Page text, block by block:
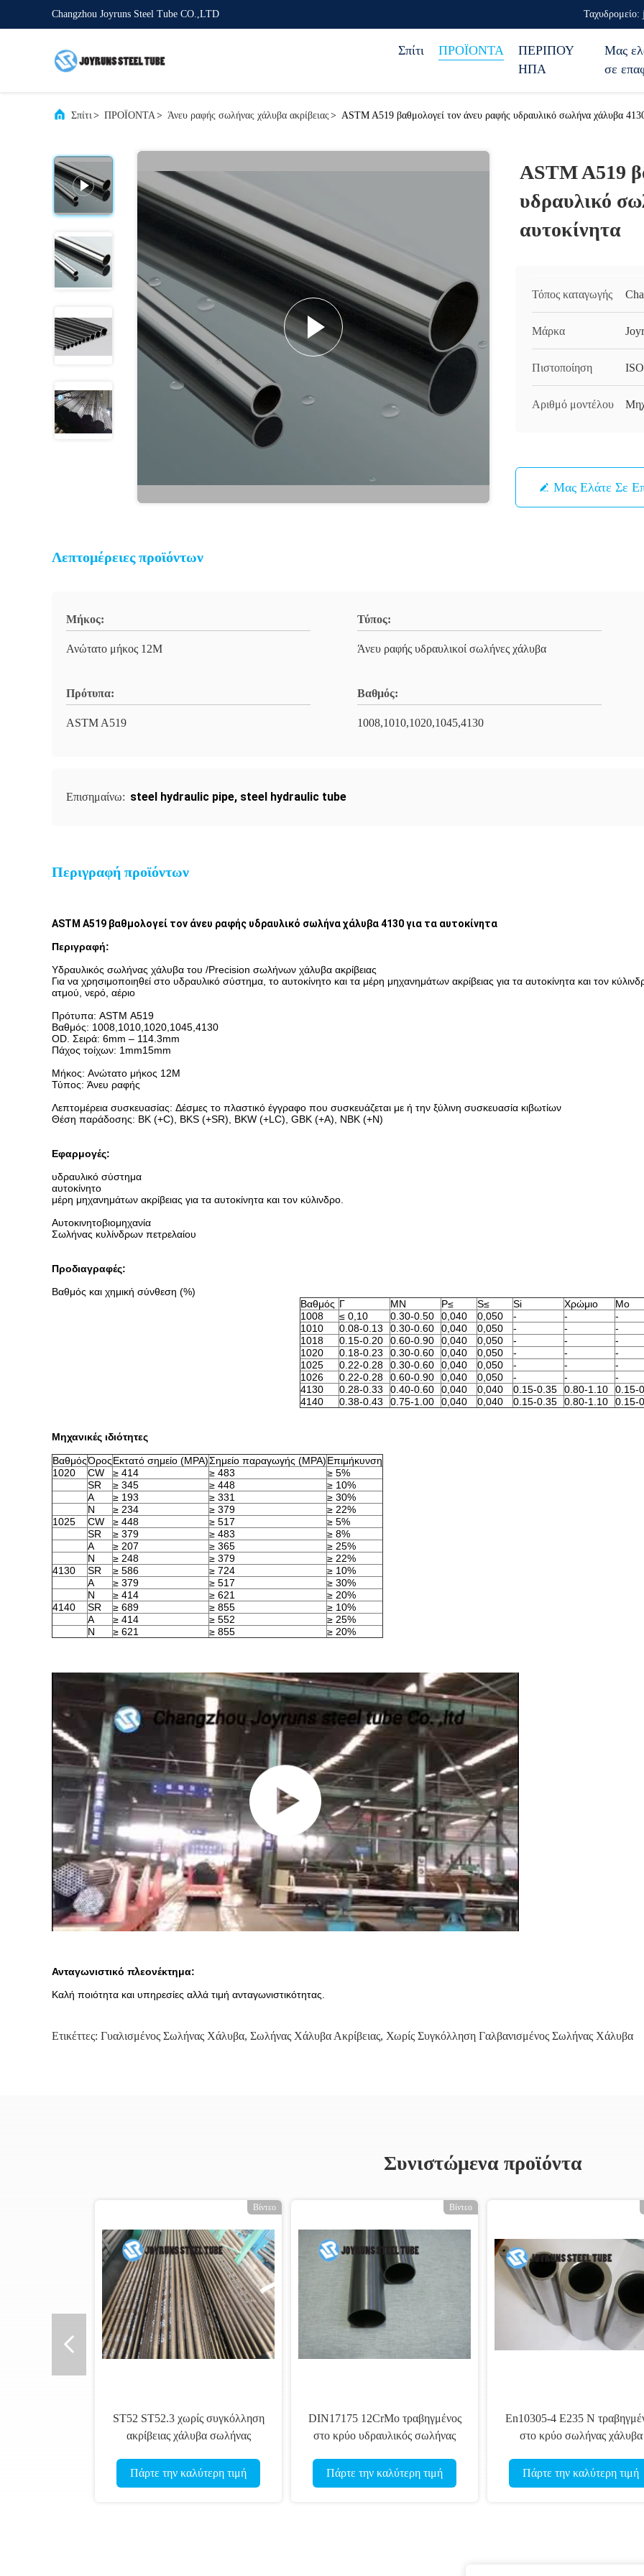
Changzhou Joyruns Steel Tube CO.,LTD Ταχυδρομείο:
Σπίτι ΠΡΟΪΟΝΤΑ
ΠΕΡΙΠΟΥ
ΗΠΑ
Μας
σε
Σπίτι> ΠΡΟΪΟΝΤΑ> Άνευ ραφής σωλήνας χάλυβα ακρίβειας > ASTM A519 βαθμολογεί τον άνευ ραφής υδραυλικό σωλήνα χάλυβα
ASTM A519
υδραυλικό
αυτοκίνητα
Τόπος καταγωγής
Μάρκα
Πιστοποίηση
Αριθμό μοντέλου
Μας Ελάτε Σε
Λεπτομέρειες προϊόντων
Μήκος:
Ανώτατο μήκος 12M
Τύπος:
Άνευ ραφής υδραυλικοί σωλήνες χάλυβα
Πρότυπα:
ASTM A519
Βαθμός:
1008,1010,1020,1045,4130
Επισημαίνω: steel hydraulic pipe, steel hydraulic tube
Περιγραφή προϊόντων
ASTM A519 βαθμολογεί τον άνευ ραφής υδραυλικό σωλήνα χάλυβα 4130 για τα αυτοκίνητα
Περιγραφή:
Υδραυλικός σωλήνας χάλυβα του /Precision σωλήνων χάλυβα ακρίβειας
Για να χρησιμοποιηθεί στο υδραυλικό σύστημα, το αυτοκίνητο και τα μέρη μηχανημάτων ακρίβειας για τα αυτοκίνητα και τον
ατμού, νερό, αέριο
Πρότυπα: ASTM A519
Βαθμός: 1008,1010,1020,1045,4130
OD. Σειρά: 6mm – 114.3mm
Πάχος τοίχων: 1mm15mm
Μήκος: Ανώτατο μήκος 12M
Τύπος: Άνευ ραφής
Λεπτομέρεια συσκευασίας: Δέσμες το πλαστικό έγγραφο που συσκευάζεται με ή την ξύλινη συσκευασία κιβωτίων
Θέση παράδοσης: BK (+C), BKS (+SR), BKW (+LC), GBK (+A), NBK (+N)
Εφαρμογές:
υδραυλικό σύστημα
αυτοκίνητο
μέρη μηχανημάτων ακρίβειας για τα αυτοκίνητα και τον κύλινδρο.
Αυτοκινητοβιομηχανία
Σωλήνας κυλίνδρων πετρελαίου
Προδιαγραφές:
Βαθμός και χημική σύνθεση (%)
Βαθμός Γ ΜΝ P≤ S≤ Si Χρώμιο
Mo
1008
≤ 0,10 0.30-0.50 0,040 0,050 - -
-
1010
0.08-0.13 0.30-0.60 0,040 0,050 - -
-
1018
0.15-0.20 0.60-0.90 0,040 0,050 - -
-
1020
0.18-0.23 0.30-0.60 0,040 0,050 - -
-
1025
0.22-0.28 0.30-0.60 0,040 0,050 - -
-
1026
0.22-0.28 0.60-0.90 0,040 0,050 - -
-
4130
0.28-0.33 0.40-0.60 0,040 0,040 0.15-0.35 0.80-1.10
0.15-
4140
0.38-0.43 0.75-1.00 0,040 0,040 0.15-0.35 0.80-1.10 0.15-
Μηχανικές ιδιότητες
ΒαθμόςΌροςΕκτατό σημείο (MPA)Σημείο παραγωγής (MPA)Επιμήκυνση
1020
CW ≥ 414 ≥ 483
≥ 5%
SR
≥ 345 ≥ 448
≥ 10%
Α
≥ 193 ≥ 331
≥ 30%
Ν
≥ 234 ≥ 379
≥ 22%
1025
CW ≥ 448 ≥ 517
≥ 5%
SR
≥ 379 ≥ 483
≥ 8%
Α
≥ 207 ≥ 365
≥ 25%
Ν
≥ 248 ≥ 379
≥ 22%
4130
SR ≥ 586 ≥ 724
≥ 10%
Α
≥ 379 ≥ 517
≥ 30%
Ν
≥ 414 ≥ 621
≥ 20%
4140
SR ≥ 689 ≥ 855
≥ 10%
Α
≥ 414 ≥ 552
≥ 25%
Ν
≥ 621 ≥ 855 ≥ 20%
Ανταγωνιστικό πλεονέκτημα:
Καλή ποιότητα και υπηρεσίες αλλά τιμή ανταγωνιστικότητας.
Ετικέττες: Γυαλισμένος Σωλήνας Χάλυβα, Σωλήνας Χάλυβα Ακρίβειας, Χωρίς Συγκόλληση Γαλβανισμένος Σωλήνας Χάλυβα
Συνιστώμενα προϊόντα
Βίντεο
ST52 ST52.3 χωρίς συγκόλληση
ακρίβειας χάλυβα σωλήνας
τραβηγμένος στο κρύο
εξωθημένος
Πάρτε την καλύτερη τιμή
Βίντεο
DIN17175 12CrMo τραβηγμένος
στο κρύο υδραυλικός σωλήνας
σωλήνων χωρίς συγκόλληση
Πάρτε την καλύτερη τιμή
En10305-4 E235 Ν
στο κρύο σωλήνας χάλυβα
για τα υδραυλικά πνευματικά
ηλεκτρικά συστήματα
Πάρτε την καλύτερη τιμή